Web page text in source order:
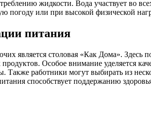
жидкости. Вода участвует во
погоду или при высокой физической
питания
является столовая «Как Дома».
Особое внимание уделяется
работники могут выбирать из
способствует поддержанию